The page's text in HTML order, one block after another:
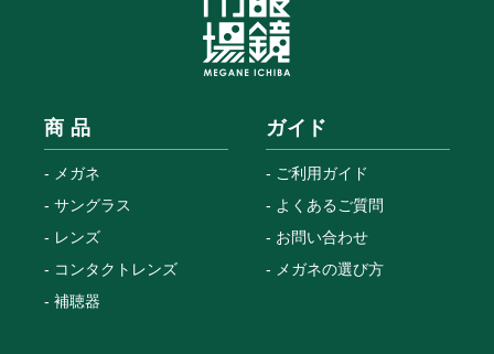
商 品
メガネ
サングラス
レンズ
コンタクトレンズ
補聴器
ガイド
ご利用ガイド
よくあるご質問
お問い合わせ
メガネの選び方